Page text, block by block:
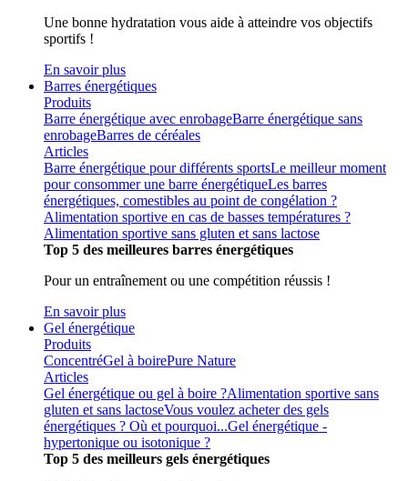
Une bonne hydratation vous aide à atteindre vos objectifs
sportifs !
En savoir plus
Barres énergétiques
Produits
Barre énergétique avec enrobageBarre énergétique sans
enrobageBarres de céréales
Articles
Barre énergétique pour différents sportsLe meilleur moment
pour consommer une barre énergétiqueLes barres
énergétiques, comestibles au point de congélation ?
Alimentation sportive en cas de basses températures ?
Alimentation sportive sans gluten et sans lactose
Top 5 des meilleures barres énergétiques
Pour un entraînement ou une compétition réussis !
En savoir plus
Gel énergétique
Produits
ConcentréGel à boirePure Nature
Articles
Gel énergétique ou gel à boire ?Alimentation sportive sans
gluten et sans lactoseVous voulez acheter des gels
énergétiques ? Où et pourquoi...Gel énergétique -
hypertonique ou isotonique ?
Top 5 des meilleurs gels énergétiques